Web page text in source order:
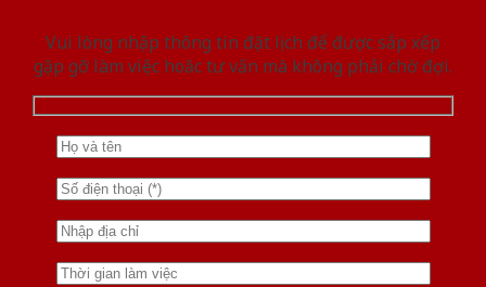
Vui lòng nhập thông tin đặt lịch để được sắp xếp
gặp gỡ làm việc hoăc tư vấn mà không phải chờ đợi.